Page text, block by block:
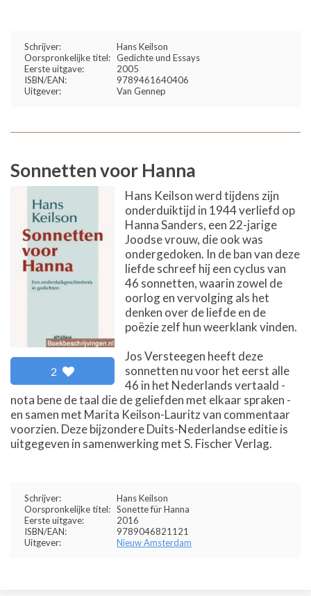
Schrijver:
Hans Keilson
Oorspronkelijke titel: Gedichte und Essays
Eerste uitgave:
2005
ISBN/EAN:
9789461640406
Uitgever:
Van Gennep
Sonnetten voor Hanna
2
Hans Keilson werd tijdens zijn
onderduiktijd in 1944 verliefd op
Hanna Sanders, een 22-jarige
Joodse vrouw, die ook was
ondergedoken. In de ban van deze
liefde schreef hij een cyclus van
46 sonnetten, waarin zowel de
oorlog en vervolging als het
denken over de liefde en de
poëzie zelf hun weerklank vinden.
Jos Versteegen heeft deze
sonnetten nu voor het eerst alle
46 in het Nederlands vertaald -
nota bene de taal die de geliefden met elkaar spraken -
en samen met Marita Keilson-Lauritz van commentaar
voorzien. Deze bijzondere Duits-Nederlandse editie is
uitgegeven in samenwerking met S. Fischer Verlag.
Schrijver:
Hans Keilson
Oorspronkelijke titel: Sonette für Hanna
Eerste uitgave:
2016
ISBN/EAN:
9789046821121
Uitgever:
Nieuw Amsterdam